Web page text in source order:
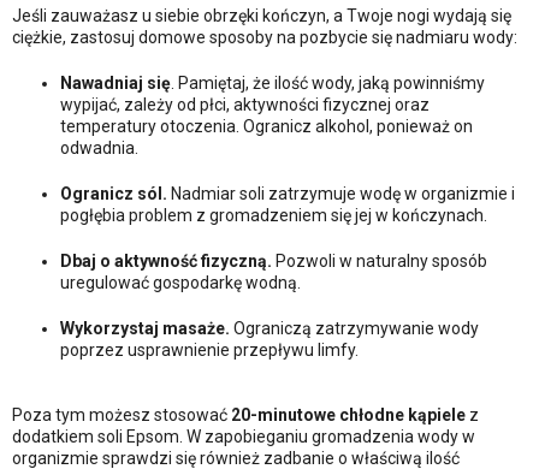
Jeśli zauważasz u siebie obrzęki kończyn, a Twoje nogi wydają się
ciężkie, zastosuj domowe sposoby na pozbycie się nadmiaru wody:
Nawadniaj się . Pamiętaj, że ilość wody, jaką powinniśmy
wypijać, zależy od płci, aktywności fizycznej oraz
temperatury otoczenia. Ogranicz alkohol, ponieważ on
odwadnia.
Ogranicz sól. Nadmiar soli zatrzymuje wodę w organizmie i
pogłębia problem z gromadzeniem się jej w kończynach.
Dbaj o aktywność fizyczną. Pozwoli w naturalny sposób
uregulować gospodarkę wodną.
Wykorzystaj masaże. Ograniczą zatrzymywanie wody
poprzez usprawnienie przepływu limfy.
Poza tym możesz stosować 20-minutowe chłodne kąpiele z
dodatkiem soli Epsom. W zapobieganiu gromadzenia wody w
organizmie sprawdzi się również zadbanie o właściwą ilość